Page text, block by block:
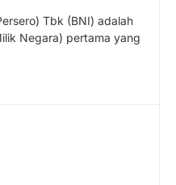
Tbk (BNI) adalah
Negara) pertama yang